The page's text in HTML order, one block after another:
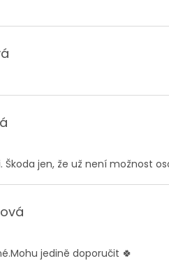
je 5 z 5 hvězdiček.
je 5 z 5 hvězdiček.
jen, že už není možnost
je 5 z 5 hvězdiček.
jedině doporučit 🍀